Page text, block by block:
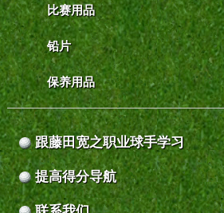
比赛用品
铅片
保养用品
跟藤田宽之职业球手学习
提高得分导航